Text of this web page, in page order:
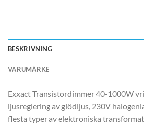
BESKRIVNING
VARUMÄRKE
Exxact Transistordimmer 40-1000W
ljusreglering av glödljus, 230V
flesta typer av elektroniska